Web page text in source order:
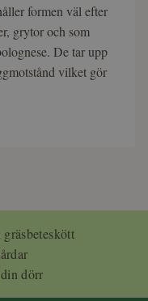
formen väl efter
grytor och som
De tar upp
vilket gör
dörr